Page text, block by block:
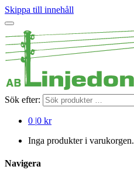
Skippa till innehåll
Sök efter:
0 |0 kr
Inga produkter i varukorgen.
Navigera